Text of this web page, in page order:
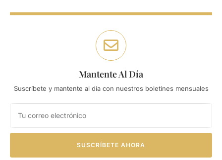
Mantente Al Día
Suscríbete y mantente al día con nuestros boletines mensuales
SUSCRÍBETE AHORA